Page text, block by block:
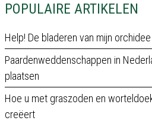
POPULAIRE ARTIKELEN
Help! De bladeren van mijn
Paardenweddenschappen in
plaatsen
Hoe u met graszoden en
creëert